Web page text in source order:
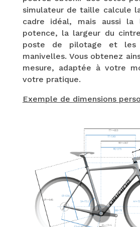
simulateur de taille calcule
cadre idéal, mais aussi la
potence, la largeur du
poste de pilotage et les
manivelles. Vous obtenez
mesure, adaptée à votre
votre pratique.
Exemple de dimensions